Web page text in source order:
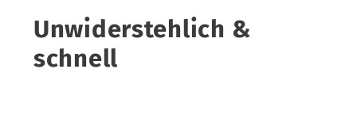
Unwiderstehlich &
schnell